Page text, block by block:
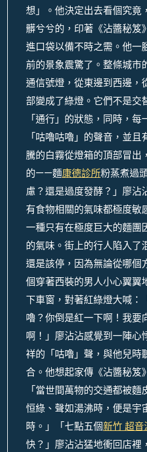
想」。他決定出去看個究竟
髒兮兮的，印著《沾醬秘笈
進口袋以備不時之需。他一
前的景象震驚了。整條城市
通信號燈，從東邊到西邊，
部變成了綠燈。它們不是交
「通行」的狀態，同時，
「咕嚕咕嚕」的聲音，並
騰的白霧從燈箱的頂部冒出
的——麵康德診所粉蒸煮過
慮？還是過度發酵？」廖沾
有食物相關的氣味都極度敏
一種只有在極度巨大的麵團
的氣味。街上的行人陷入了
還是該停，因為無論從哪個
個穿著西裝的男人小心翼翼
下車窗，對著紅綠燈大喊：
嚕？你倒是紅一下啊！我要
啊！」廖沾沾感覺到一陣心
祥的「咕嚕」聲，與他兒時
合。他想起家傳《沾醬秘笈
「當世間萬物的交通都被
恒綠、聲如湯沸時，便是宇
時。」「七點五個新竹 超音
快？」廖沾沾猛地衝回店裡